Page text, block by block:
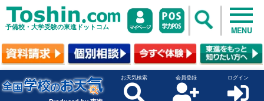
予備校・大学受験の東進ドットコム MENU
お天気検索 会員登録 ログイン